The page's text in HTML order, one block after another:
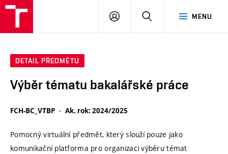
MENU
PŘIHLÁSIT
DETAIL PŘEDMĚTU
Výběr tématu bakalářské práce
FCH-BC_VTBP Ak. rok: 2024/2025
Pomocný virtuální předmět, který slouží pouze jako
komunikační platforma pro organizaci výběru témat